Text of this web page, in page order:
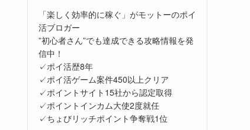
「楽しく効率的に稼ぐ」がモットーのポイ
活ブロガー
”初心者さん”でも達成できる攻略情報を発
信中！
✓ポイ活歴8年
✓ポイ活ゲーム案件450以上クリア
✓ポイントサイト15社から認定取得
✓ポイントインカム大使2度就任
✓ちょびリッチポイント争奪戦1位